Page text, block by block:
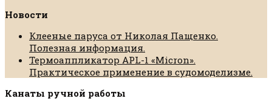
Новости
Клееные паруса от Николая Пащенко.
Полезная информация.
Термоаппликатор APL-1 «Micron».
Практическое применение в судомоделизме.
Канаты ручной работы